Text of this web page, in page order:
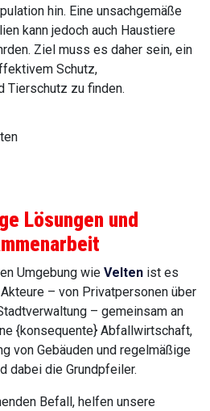
hin. Eine unsachgemäße
kann jedoch auch Haustiere
Ziel muss es daher sein, ein
Schutz,
Tierschutz zu finden.
Lösungen und
Umgebung wie Veltenist es
– von Privatpersonen über
– gemeinsam an
{konsequente} Abfallwirtschaft,
von Gebäuden und regelmäßige
dabei die Grundpfeiler.
Befall, helfen unsere